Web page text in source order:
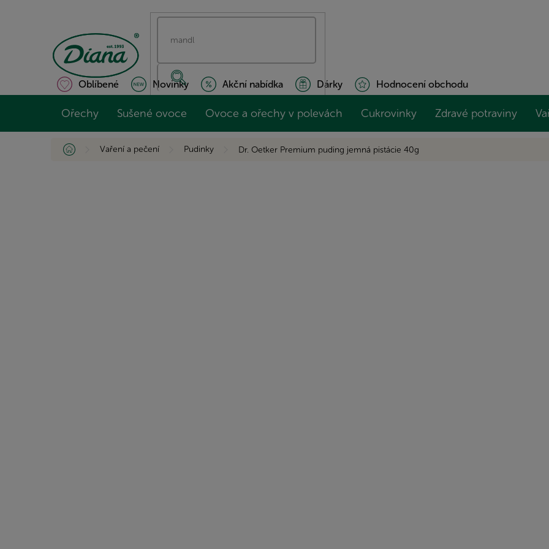
Oblíbené Novinky Akční nabídka Dárky Hodnocení obchodu
Ořechy Sušené ovoce Ovoce a ořechy v polevách Cukrovinky Zdravé potraviny
Domů Vaření a pečení Pudinky Dr. Oetker Premium puding jemná pistácie 40g